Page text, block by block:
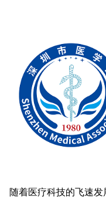
随着医疗科技的飞速